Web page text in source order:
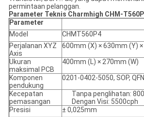
permintaan pelanggan.
Parameter Teknis Charmhigh CHM-
Parameter
Model
CHMT560P4
Perjalanan XYZ
Axis
600mm (X) × 630mm (Y)
Ukuran
maksimal PCB
400mm (L) × 270mm (W)
Komponen
pendukung
0201-0402-5050, SOP,
Kecepatan
pemasangan
Tanpa penglihatan:
Dengan Visi: 5500cph
Presisi
± 0,025mm